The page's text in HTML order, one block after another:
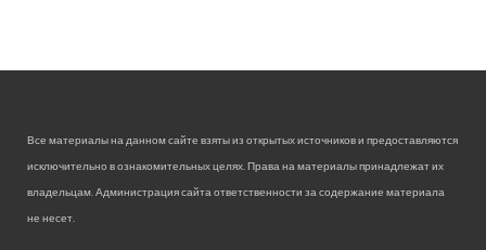
Все материалы на данном сайте взяты из открытых источников и предоставляются
исключительно в ознакомительных целях. Права на материалы принадлежат их
владельцам. Администрация сайта ответственности за содержание материала
не несет.